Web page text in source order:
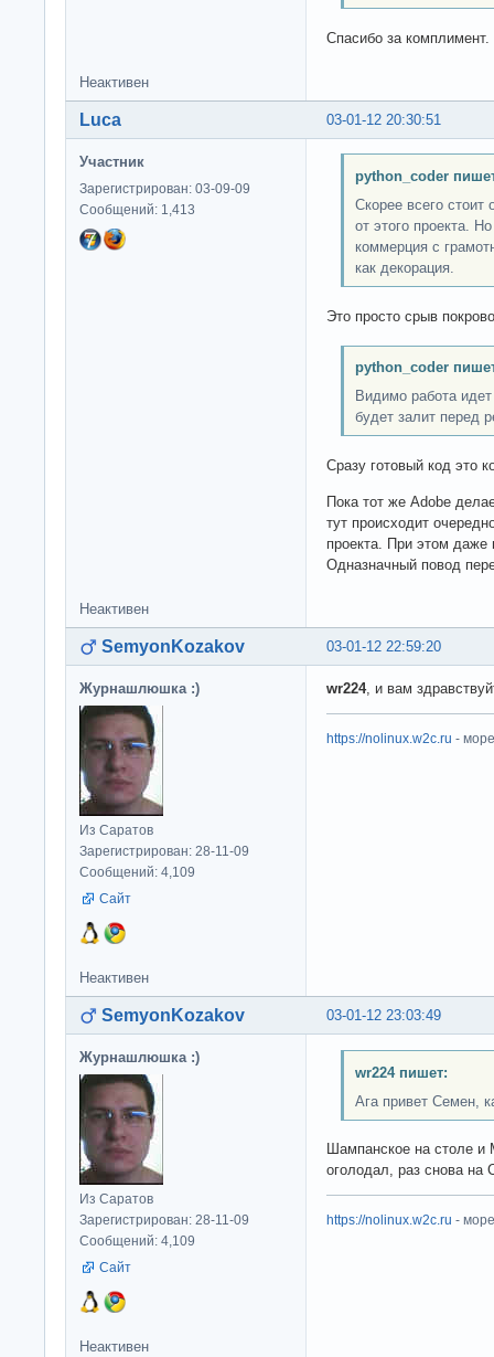
Спасибо за
Неактивен
03-01-12 20:30:51
Luca
Участник
Зарегистрирован: 03-09-09
Сообщений: 1,413
python_coder
Скорее всего
от этого проекта.
коммерция с
как декорация.
Это просто срыв
python_coder
Видимо работа
будет залит перед
Сразу готовый код это
Пока тот же Adobe
тут происходит
проекта. При этом даже
Одназначный повод
Неактивен
03-01-12 22:59:20
SemyonKozakov
Журнашлюшка :)
Из Саратов
Зарегистрирован: 28-11-09
Сообщений: 4,109
Сайт
wr224, и вам
https://nolinux.w2c.ru -
Неактивен
03-01-12 23:03:49
SemyonKozakov
Журнашлюшка :)
Из Саратов
Зарегистрирован: 28-11-09
Сообщений: 4,109
Сайт
wr224 пишет:
Ага привет Семен,
Шампанское на столе
оголодал, раз снова
https://nolinux.w2c.ru -
Неактивен